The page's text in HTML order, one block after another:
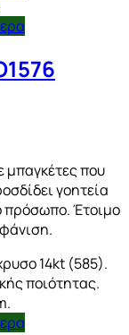
μπαγκέτες που
γοητεία
πρόσωπο. Έτοιμο
14kt (585).
ποιότητας.